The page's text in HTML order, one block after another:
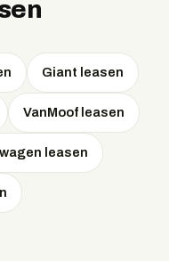
Giant leasen
VanMoof leasen
leasen